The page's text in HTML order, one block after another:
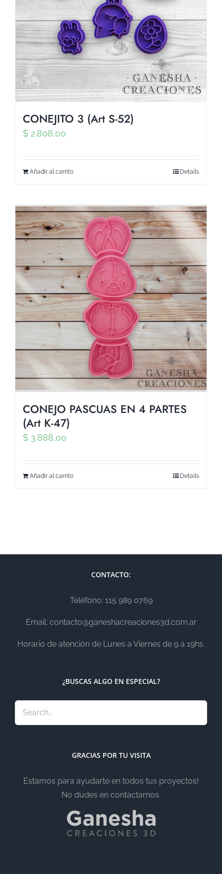
CONEJITO 3 (Art S-52)
$ 2.808,00
Añadir al carrito Details
CONEJO PASCUAS EN 4 PARTES
(Art K-47)
$ 3.888,00
Añadir al carrito Details
CONTACTO:
Teléfono: 115 989 0769
Email: contacto@ganeshacreaciones3d.com.ar
Horario de atención de Lunes a Viernes de 9 a 19hs.
¿BUSCAS ALGO EN ESPECIAL?
GRACIAS POR TU VISITA
Estamos para ayudarte en todos tus proyectos!
No dudes en contactarnos.